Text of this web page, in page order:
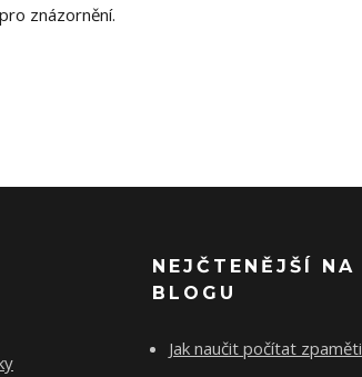
znázornění.
NEJČTENĚJŠÍ NA
BLOGU
Jak naučit počítat zpaměti